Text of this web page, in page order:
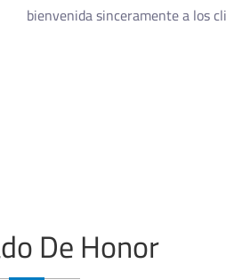
bienvenida sinceramente a los
De Honor